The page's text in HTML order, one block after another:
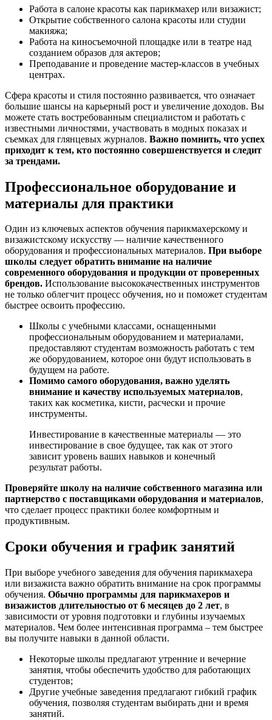
Работа в салоне красоты как парикмахер или визажист;
Открытие собственного салона красоты или студии
макияжа;
Работа на киносъемочной площадке или в театре над
созданием образов для актеров;
Преподавание и проведение мастер-классов в учебных
центрах.
Сфера красоты и стиля постоянно развивается, что означает
большие шансы на карьерный рост и увеличение доходов. Вы
можете стать востребованным специалистом и работать с
известными личностями, участвовать в модных показах и
съемках для глянцевых журналов. Важно помнить, что успех
приходит к тем, кто постоянно совершенствуется и следит
за трендами.
Профессиональное оборудование и
материалы для практики
Один из ключевых аспектов обучения парикмахерскому и
визажистскому искусству — наличие качественного
оборудования и профессиональных материалов. При выборе
школы следует обратить внимание на наличие
современного оборудования и продукции от проверенных
брендов. Использование высококачественных инструментов
не только облегчит процесс обучения, но и поможет студентам
быстрее освоить профессию.
Школы с учебными классами, оснащенными
профессиональным оборудованием и материалами,
предоставляют студентам возможность работать с тем
же оборудованием, которое они будут использовать в
будущем на работе.
Помимо самого оборудования, важно уделять
внимание и качеству используемых материалов,
таких как косметика, кисти, расчески и прочие
инструменты.
Инвестирование в качественные материалы — это
инвестирование в свое будущее, так как от этого
зависит уровень ваших навыков и конечный
результат работы.
Проверяйте школу на наличие собственного магазина или
партнерство с поставщиками оборудования и материалов,
что сделает процесс практики более комфортным и
продуктивным.
Сроки обучения и график занятий
При выборе учебного заведения для обучения парикмахера
или визажиста важно обратить внимание на срок программы
обучения. Обычно программы для парикмахеров и
визажистов длительностью от 6 месяцев до 2 лет, в
зависимости от уровня подготовки и глубины изучаемых
материалов. Чем более интенсивная программа – тем быстрее
вы получите навыки в данной области.
Некоторые школы предлагают утренние и вечерние
занятия, чтобы обеспечить удобство для работающих
студентов;
Другие учебные заведения предлагают гибкий график
обучения, позволяя студентам выбирать дни и время
занятий.